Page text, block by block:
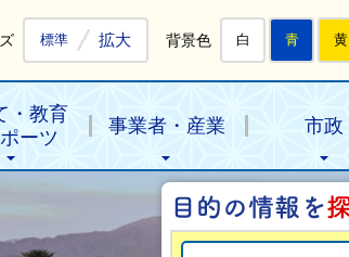
標準 拡大 背景色 白 青 黄
・教育
ーツ
事業者・産業 市政